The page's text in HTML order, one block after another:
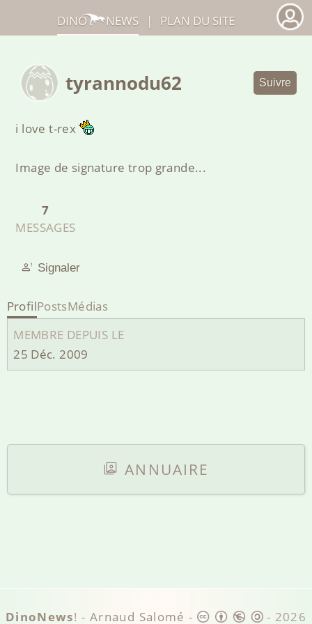
tyrannodu62 Suivre
i love t-rex
Image de signature trop grande...
7
MESSAGES
Signaler
ProfilPostsMédias
MEMBRE DEPUIS LE
25 Déc. 2009
ANNUAIRE
DINO NEWS | PLAN DU SITE
DinoNews! -Arnaud Salomé - - 2026